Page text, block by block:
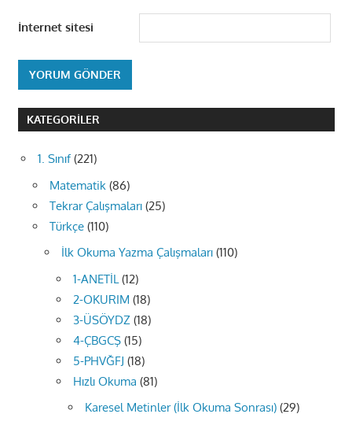
İnternet sitesi
KATEGORILER
1. Sınıf(221)
Matematik (86)
Tekrar Çalışmaları (25)
Türkçe (110)
İlk Okuma Yazma Çalışmaları (110)
1-ANETİL(12)
2-OKURIM (18)
3-ÜSÖYDZ (18)
4-ÇBGCŞ (15)
5-PHVĞFJ (18)
Hızlı Okuma (81)
Karesel Metinler (İlk Okuma Sonrası) (29)